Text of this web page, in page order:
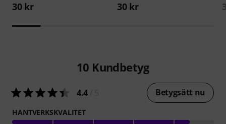
30 kr 30 kr
10 Kundbetyg
4.4 Betygsätt nu
HANTVERKSKVALITET